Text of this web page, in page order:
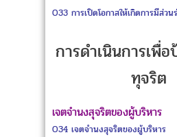
O33 การเปิดโอกาสให้เกิดการมีส่วน
การดำเนินการเพื่
ทุจริต
เจตจำนงสุจริตของผู้บริหาร
O34 เจตจำนงสุจริตของผู้บริหาร